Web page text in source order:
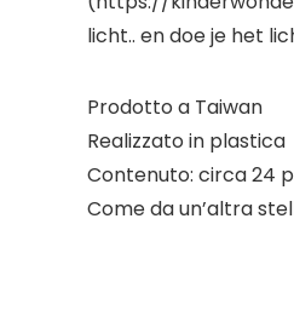
licht.. en doe je het
Prodotto a Taiwan
Realizzato in plastica
Contenuto: circa 24
Come da un’altra